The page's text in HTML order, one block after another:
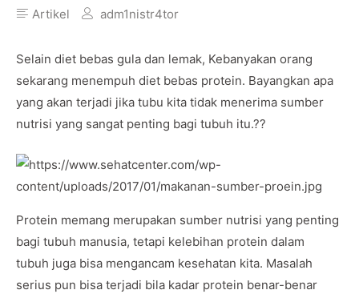
Artikel adm1nistr4tor
Selain diet bebas gula dan lemak, Kebanyakan orang
sekarang menempuh diet bebas protein. Bayangkan apa
yang akan terjadi jika tubu kita tidak menerima sumber
nutrisi yang sangat penting bagi tubuh itu.??
Protein memang merupakan sumber nutrisi yang penting
bagi tubuh manusia, tetapi kelebihan protein dalam
tubuh juga bisa mengancam kesehatan kita. Masalah
serius pun bisa terjadi bila kadar protein benar-benar